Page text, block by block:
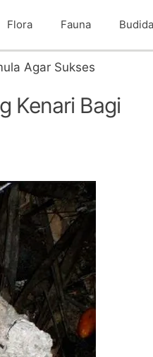
Flora Fauna
Agar Sukses
Kenari Bagi